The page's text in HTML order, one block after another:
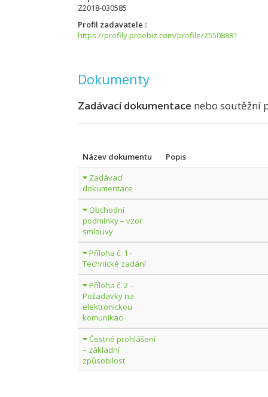
Z2018-030585
Profil zadavatele
https://profily.proebiz.com/profile/25508881
Dokumenty
Zadávací dokumentace nebo soutěžní
Název dokumentu
Popis
Zadávací
dokumentace
Obchodní
podmínky – vzor
smlouvy
Příloha č. 1 -
Technické zadání
Příloha č. 2 –
Požadavky na
elektronickou
komunikaci
Čestné prohlášení
– základní
způsobilost